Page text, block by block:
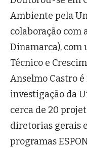
Ambiente pela
colaboração com
Dinamarca), com
Técnico e
Anselmo Castro
investigação da
cerca de 20
diretorias gerais
programas